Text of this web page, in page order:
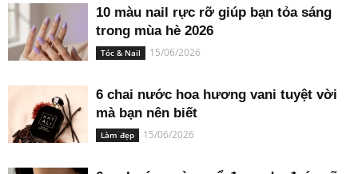
10 màu nail rực rỡ giúp bạn tỏa sáng
trong mùa hè 2026
Tóc & Nail 15/06/2026
6 chai nước hoa hương vani tuyệt vời
mà bạn nên biết
Làm đẹp 15/06/2026